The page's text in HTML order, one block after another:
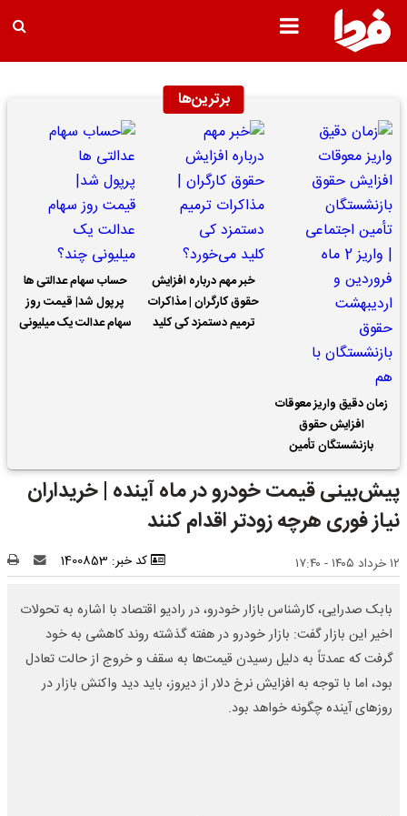
برترین‌ها
زمان دقیق واریز معوقات
افزایش حقوق
بازنشستگان تأمین
اجتماعی | واریز 2 ماه
فروردین و اردیبهشت
حقوق بازنشستگان با هم
خبر مهم درباره افزایش
حقوق کارگران | مذاکرات
ترمیم دستمزد کی کلید
حساب سهام عدالتی ها
پرپول شد| قیمت روز
سهام عدالت یک میلیونی
پیش‌بینی قیمت خودرو در ماه آینده | خریداران
نیاز فوری هرچه زودتر اقدام کنند
۱۲ خرداد ۱۴۰۵ - ۱۷:۴۰ کد خبر: 1400853
بابک صدرایی، کارشناس بازار خودرو، در رادیو اقتصاد با اشاره به تحولات
اخیر این بازار گفت: بازار خودرو در هفته گذشته روند کاهشی به خود
گرفت که عمدتاً به دلیل رسیدن قیمت‌ها به سقف و خروج از حالت تعادل
بود، اما با توجه به افزایش نرخ دلار از دیروز، باید دید واکنش بازار در
روزهای آینده چگونه خواهد بود.